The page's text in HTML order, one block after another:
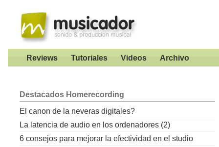
Reviews Tutoriales Videos Archivo
Destacados Homerecording
El canon de la neveras digitales?
La latencia de audio en los ordenadores (2)
6 consejos para mejorar la efectividad en el studio